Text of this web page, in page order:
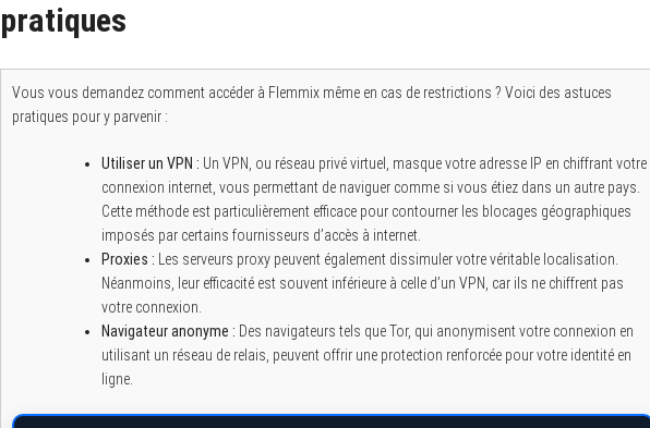
pratiques
Vous vous demandez comment accéder à Flemmix même en cas de restrictions ? Voici des astuces
pratiques pour y parvenir :
Utiliser un VPN : Un VPN, ou réseau privé virtuel, masque votre adresse IP en chiffrant votre
connexion internet, vous permettant de naviguer comme si vous étiez dans un autre pays.
Cette méthode est particulièrement efficace pour contourner les blocages géographiques
imposés par certains fournisseurs d’accès à internet.
Proxies : Les serveurs proxy peuvent également dissimuler votre véritable localisation.
Néanmoins, leur efficacité est souvent inférieure à celle d’un VPN, car ils ne chiffrent pas
votre connexion.
Navigateur anonyme : Des navigateurs tels que Tor, qui anonymisent votre connexion en
utilisant un réseau de relais, peuvent offrir une protection renforcée pour votre identité en
ligne.